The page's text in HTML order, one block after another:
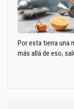
Por esta tierra una
más allá de eso,